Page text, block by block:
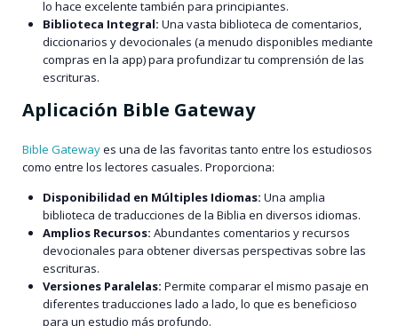
lo hace excelente también para principiantes.
Biblioteca Integral: Una vasta biblioteca de comentarios,
diccionarios y devocionales (a menudo disponibles mediante
compras en la app) para profundizar tu comprensión de las
escrituras.
Aplicación Bible Gateway
Bible Gatewayes una de las favoritas tanto entre los estudiosos
como entre los lectores casuales. Proporciona:
Disponibilidad en Múltiples Idiomas: Una amplia
biblioteca de traducciones de la Biblia en diversos idiomas.
Amplios Recursos: Abundantes comentarios y recursos
devocionales para obtener diversas perspectivas sobre las
escrituras.
Versiones Paralelas: Permite comparar el mismo pasaje en
diferentes traducciones lado a lado, lo que es beneficioso
para un estudio más profundo.